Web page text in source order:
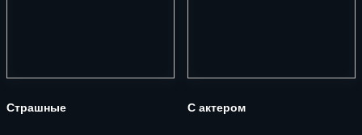
Страшные С актером